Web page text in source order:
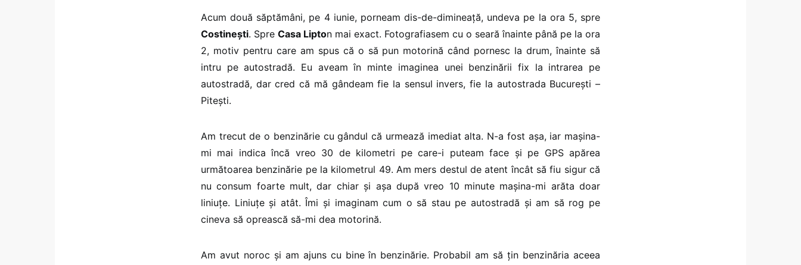
Acum două săptămâni, pe 4 iunie, porneam dis-de-dimineață, undeva pe la ora 5, spre
Costinești. Spre Casa Lipton mai exact. Fotografiasem cu o seară înainte până pe la ora
2, motiv pentru care am spus că o să pun motorină când pornesc la drum, înainte să
intru pe autostradă. Eu aveam în minte imaginea unei benzinării fix la intrarea pe
autostradă, dar cred că mă gândeam fie la sensul invers, fie la autostrada București –
Pitești.
Am trecut de o benzinărie cu gândul că urmează imediat alta. N-a fost așa, iar mașina-
mi mai indica încă vreo 30 de kilometri pe care-i puteam face și pe GPS apărea
următoarea benzinărie pe la kilometrul 49. Am mers destul de atent încât să fiu sigur că
nu consum foarte mult, dar chiar și așa după vreo 10 minute mașina-mi arăta doar
liniuțe. Liniuțe și atât. Îmi și imaginam cum o să stau pe autostradă și am să rog pe
cineva să oprească să-mi dea motorină.
Am avut noroc și am ajuns cu bine în benzinărie. Probabil am să țin benzinăria aceea